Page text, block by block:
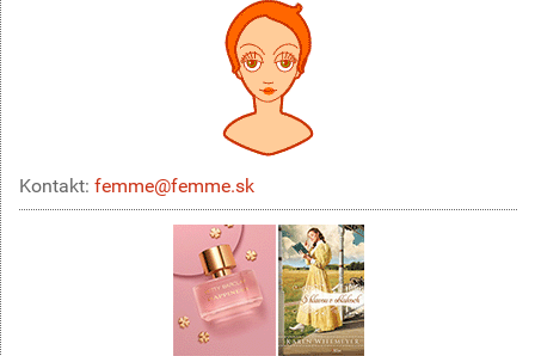
Kontakt: femme@femme.sk